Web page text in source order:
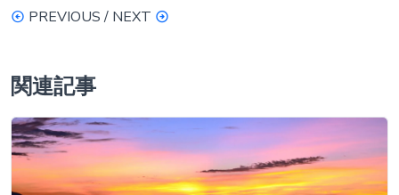
PREVIOUS / NEXT
関連記事